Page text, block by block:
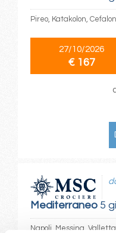
Pireo, Katakolon,
27/10/2026
€ 167
Mediterraneo5
Napoli, Messina,